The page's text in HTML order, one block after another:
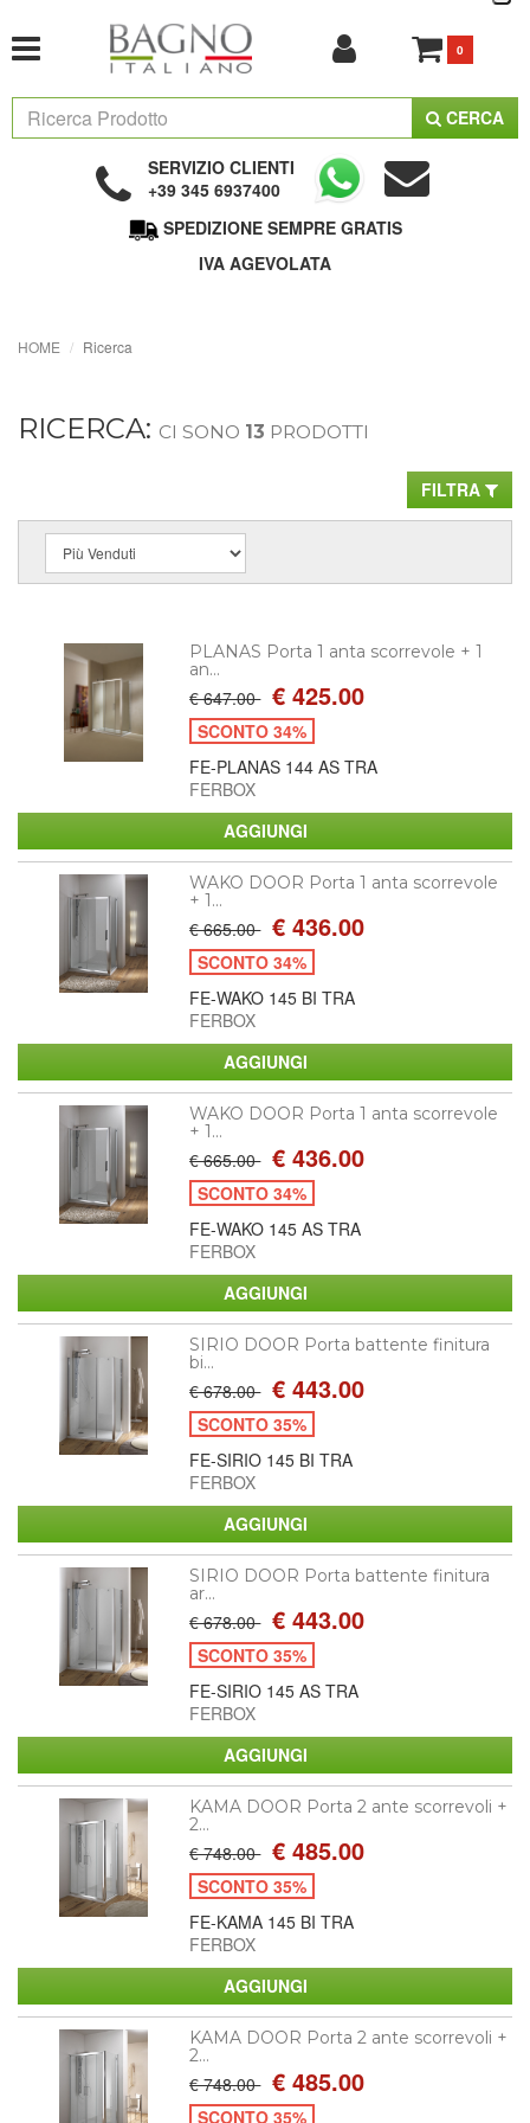
0
CERCA
SERVIZIO CLIENTI
+39 345 6937400
SPEDIZIONE SEMPRE GRATIS
IVA AGEVOLATA
HOME Ricerca
RICERCA: CI SONO 13 PRODOTTI
FILTRA
PLANAS Porta 1 anta scorrevole + 1
an...
€ 647.00 € 425.00
SCONTO 34%
FE-PLANAS 144 AS TRA
FERBOX
WAKO DOOR Porta 1 anta scorrevole
+ 1...
€ 665.00 € 436.00
SCONTO 34%
FE-WAKO 145 BI TRA
FERBOX
WAKO DOOR Porta 1 anta scorrevole
+ 1...
€ 665.00 € 436.00
SCONTO 34%
FE-WAKO 145 AS TRA
FERBOX
SIRIO DOOR Porta battente finitura
bi...
€ 678.00 € 443.00
SCONTO 35%
FE-SIRIO 145 BI TRA
FERBOX
SIRIO DOOR Porta battente finitura
ar...
€ 678.00 € 443.00
SCONTO 35%
FE-SIRIO 145 AS TRA
FERBOX
KAMA DOOR Porta 2 ante scorrevoli +
2...
€ 748.00 € 485.00
SCONTO 35%
FE-KAMA 145 BI TRA
FERBOX
KAMA DOOR Porta 2 ante scorrevoli +
2...
€ 748.00 € 485.00
SCONTO 35%